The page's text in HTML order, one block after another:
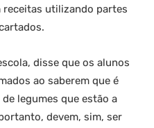
receitas utilizando partes
disse que os alunos
ao saberem que é
legumes que estão a
devem, sim, ser